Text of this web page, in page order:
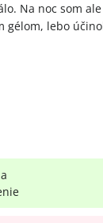
Na noc som
gélom, lebo